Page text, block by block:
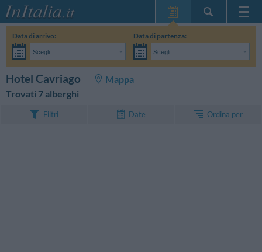
Home Page
Le mie Prenotazioni
InItalia Club
Data di arrivo:
Scegli...
Data di partenza:
Scegli...
Hotel Cavriago
Mappa
Trovati 7 alberghi
Filtri Date Ordina per